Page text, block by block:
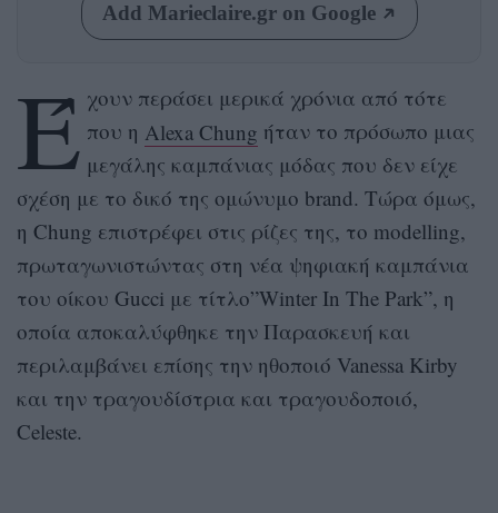
Add Marieclaire.gr on Google
Έ χουν περάσει μερικά χρόνια από τότε
που η Alexa Chung ήταν το πρόσωπο μιας
μεγάλης καμπάνιας μόδας που δεν είχε
σχέση με το δικό της ομώνυμο brand. Τώρα όμως,
η Chung επιστρέφει στις ρίζες της, το modelling,
πρωταγωνιστώντας στη νέα ψηφιακή καμπάνια
του οίκου Gucci με τίτλο”Winter In The Park”, η
οποία αποκαλύφθηκε την Παρασκευή και
περιλαμβάνει επίσης την ηθοποιό Vanessa Kirby
και την τραγουδίστρια και τραγουδοποιό,
Celeste.